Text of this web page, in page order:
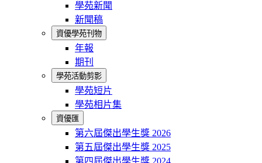
學苑新聞
新聞稿
資優學苑刊物
年報
期刊
學苑活動剪影
學苑短片
學苑相片集
資優匯
第六屆傑出學生獎 2026
第五屆傑出學生獎 2025
第四屆傑出學生獎 2024